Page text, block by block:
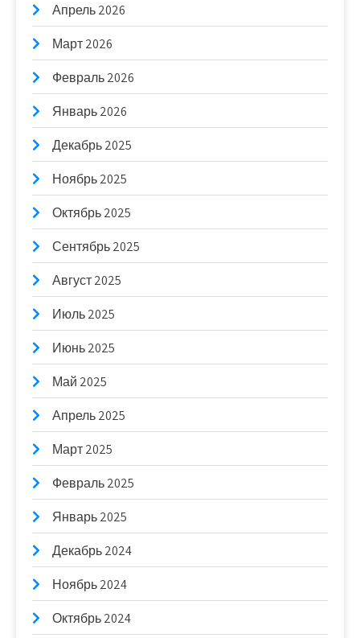
Апрель 2026
Март 2026
Февраль 2026
Январь 2026
Декабрь 2025
Ноябрь 2025
Октябрь 2025
Сентябрь 2025
Август 2025
Июль 2025
Июнь 2025
Май 2025
Апрель 2025
Март 2025
Февраль 2025
Январь 2025
Декабрь 2024
Ноябрь 2024
Октябрь 2024